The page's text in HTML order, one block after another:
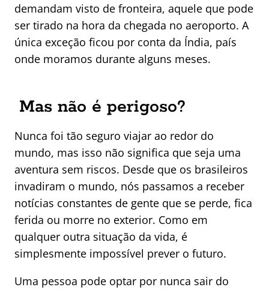
demandam visto de fronteira, aquele que pode
ser tirado na hora da chegada no aeroporto. A
única exceção ficou por conta da Índia, país
onde moramos durante alguns meses.
Mas não é perigoso?
Nunca foi tão seguro viajar ao redor do
mundo, mas isso não significa que seja uma
aventura sem riscos. Desde que os brasileiros
invadiram o mundo, nós passamos a receber
notícias constantes de gente que se perde, fica
ferida ou morre no exterior. Como em
qualquer outra situação da vida, é
simplesmente impossível prever o futuro.
Uma pessoa pode optar por nunca sair do